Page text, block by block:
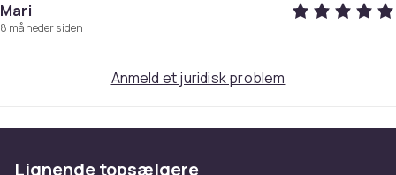
Understøtter flere enhedstilslutninger
Mari
8 måneder siden
Anmeld et juridisk problem
Lignende topsælgere